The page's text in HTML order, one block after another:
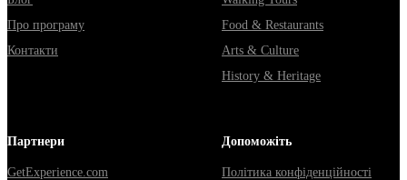
Про програму
Контакти
Food & Restaurants
Arts & Culture
History & Heritage
Партнери
GetExperience.com
Допоможіть
Політика конфіденційності